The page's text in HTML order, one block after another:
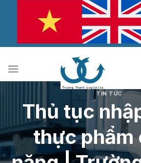
dung
TIN TỨC
Thủ tục
thực phẩm